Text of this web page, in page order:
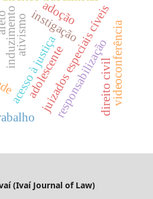
induzimento instigação
acesso à justiçajuizados especiais cíveis
adolescenteresponsabilização
ativismo
adoção
direito civilvideoconferência
(Ivaí Journal of Law)